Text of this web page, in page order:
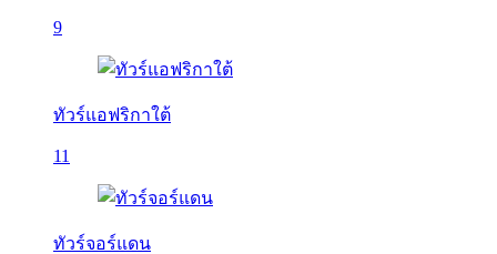
9
ทัวร์แอฟริกาใต้
11
ทัวร์จอร์แดน